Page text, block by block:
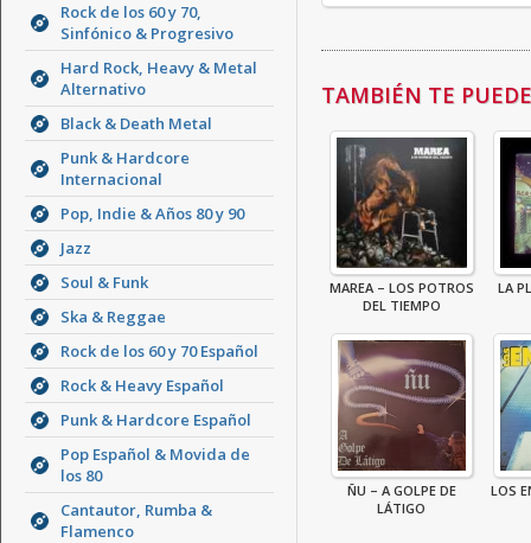
Rock de los 60 y 70,
Sinfónico & Progresivo
Hard Rock, Heavy & Metal
Alternativo
Black & Death Metal
Punk & Hardcore
Internacional
Pop, Indie & Años 80 y 90
Jazz
Soul & Funk
Ska & Reggae
Rock de los 60 y 70 Español
Rock & Heavy Español
Punk & Hardcore Español
Pop Español & Movida de
los 80
Cantautor, Rumba &
Flamenco
TAMBIÉN TE
MAREA – LOS POTROS
DEL TIEMPO
LA
ÑU – A GOLPE DE
LÁTIGO
LOS